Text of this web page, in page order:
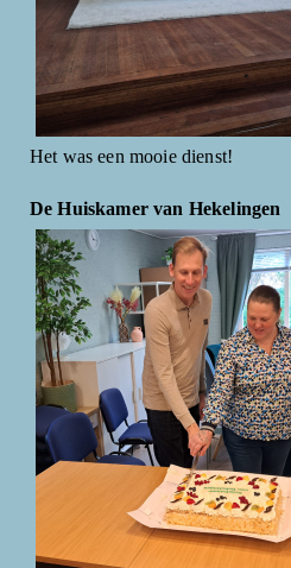
Het was een mooie dienst!
De Huiskamer van Hekelingen